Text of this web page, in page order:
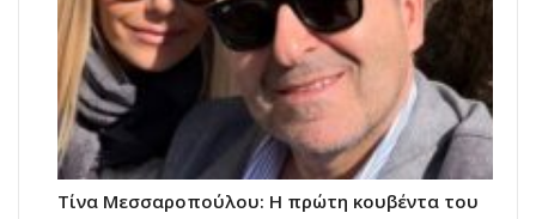
Τίνα Μεσσαροπούλου: Η πρώτη κουβέντα του